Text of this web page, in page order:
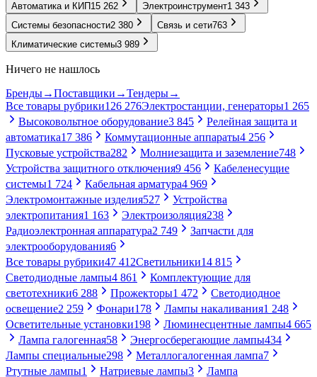
Автоматика и КИП 15 262 Электроинструмент1 343
Системы безопасности2 380 Связь и сети763
Климатические системы3 989
Ничего не нашлось
Бренды→Поставщики →Тендеры→
Все товары рубрики126 276Электростанции, генераторы1 265
Высоковольтное оборудование3 845
Релейная защита и
автоматика17 386 Коммутационные аппараты4 256
Пусковые устройства282 Молниезащита и заземление748
Устройства защитного отключения9 456
Кабеленесущие
системы1 724 Кабельная арматура4 969
Электромонтажные изделия527
Устройства
электропитания1 163 Электроизоляция238
Радиоэлектронная аппаратура2 749
Запчасти для
электрооборудования6
Все товары рубрики47 412Светильники14 815
Светодиодные лампы4 861
Комплектующие для
светотехники6 288 Прожекторы1 472
Светодиодное
освещение2 259 Фонари178 Лампы накаливания1 248
Осветительные установки198 Люминесцентные лампы4 665
Лампа галогенная58 Энергосберегающие лампы434
Лампы специальные298 Металлогалогенная лампа7
Ртутные лампы1 Натриевые лампы3
Лампа